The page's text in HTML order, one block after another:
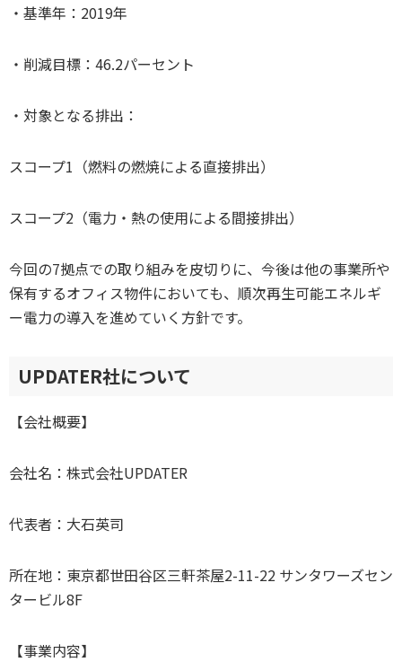
・基準年：2019年
・削減目標：46.2パーセント
・対象となる排出：
スコープ1（燃料の燃焼による直接排出）
スコープ2（電力・熱の使用による間接排出）
今回の7拠点での取り組みを皮切りに、今後は他の事業所や
保有するオフィス物件においても、順次再生可能エネルギ
ー電力の導入を進めていく方針です。
UPDATER社について
【会社概要】
会社名：株式会社UPDATER
代表者：大石英司
所在地：東京都世田谷区三軒茶屋2-11-22 サンタワーズセン
タービル8F
【事業内容】